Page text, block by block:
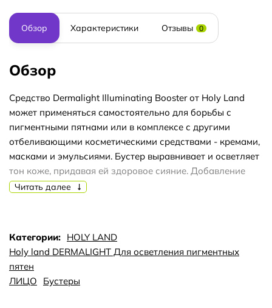
Обзор Характеристики Отзывы 0
Обзор
Средство Dermalight Illuminating Booster от Holy Land
может применяться самостоятельно для борьбы с
пигментными пятнами или в комплексе с другими
отбеливающими косметическими средствами - кремами,
масками и эмульсиями. Бустер выравнивает и осветляет
тон коже, придавая ей здоровое сияние. Добавление
небольшого количества бустераHoly Land Dermalight
Читать далее
Категории: HOLY LAND
Holy land DERMALIGHT Для осветления пигментных
пятен
ЛИЦО
Бустеры